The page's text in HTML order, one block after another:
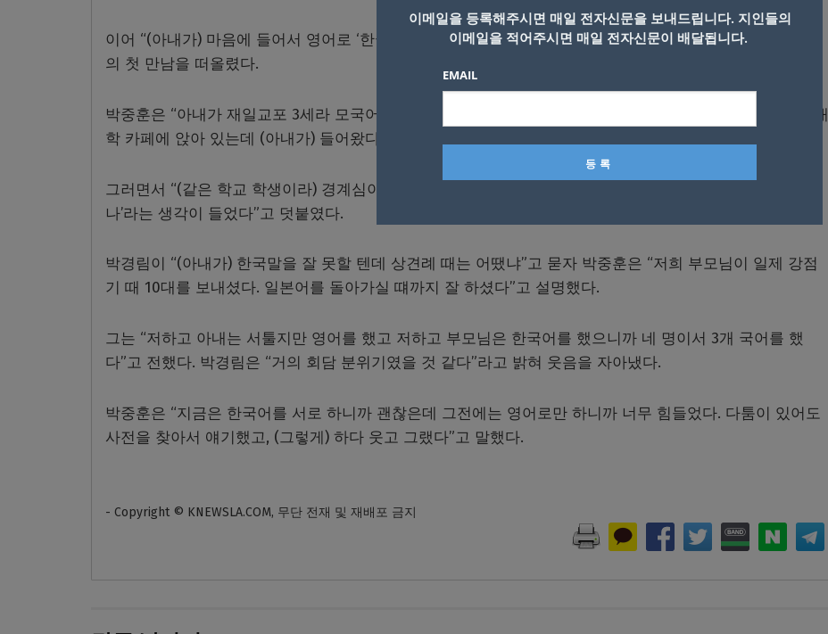
이어 “(아내가) 마음에 들어서 영어로 ‘한국인이냐’고 물었더니 ‘맞다’고 하더라. 한국말은 못 했다”며 아내와
의 첫 만남을 떠올렸다.
박중훈은 “아내가 재일교포 3세라 모국어가 일본어다. 몇 주를 갔는데 데이트 성사가 안 됐다”며 “한 달 뒤 대
학 카페에 앉아 있는데 (아내가) 들어왔다. 서로 놀랐다”고 말했다.
그러면서 “(같은 학교 학생이라) 경계심이 풀어지고 데이트가 성사돼서 결혼을 했다. ‘인연이 이렇게 되는구
나’라는 생각이 들었다”고 덧붙였다.
박경림이 “(아내가) 한국말을 잘 못할 텐데 상견례 때는 어땠냐”고 묻자 박중훈은 “저희 부모님이 일제 강점
기 때 10대를 보내셨다. 일본어를 돌아가실 떄까지 잘 하셨다”고 설명했다.
그는 “저하고 아내는 서툴지만 영어를 했고 저하고 부모님은 한국어를 했으니까 네 명이서 3개 국어를 했
다”고 전했다. 박경림은 “거의 회담 분위기였을 것 같다”라고 밝혀 웃음을 자아냈다.
박중훈은 “지금은 한국어를 서로 하니까 괜찮은데 그전에는 영어로만 하니까 너무 힘들었다. 다툼이 있어도
사전을 찾아서 얘기했고, (그렇게) 하다 웃고 그랬다”고 말했다.
- Copyright © KNEWSLA.COM, 무단 전재 및 재배포 금지
이메일을 등록해주시면 매일 전자신문을 보내드립니다. 지인들의
이메일을 적어주시면 매일 전자신문이 배달됩니다.
EMAIL